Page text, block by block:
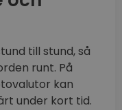
till stund, så
runt. På
kan
under kort tid.